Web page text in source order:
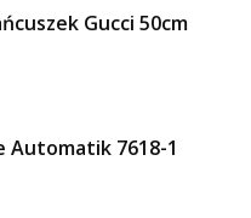
Gucci 50cm
Automatik 7618-1